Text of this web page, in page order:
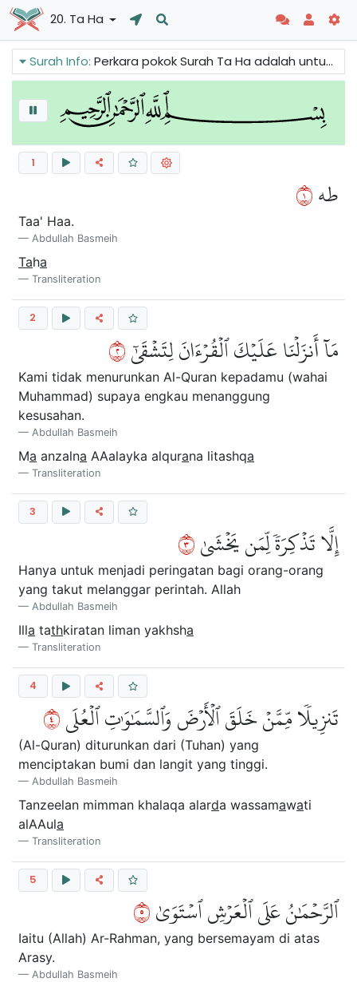
20. Ta Ha
Surah Info:Perkara pokok Surah Ta Ha adalah untuk meyakinkan Nabi (saw) dan pengikutnya bahawa mesej Al-Quran akhirnya akan berjaya. Kita juga boleh membaca dalam kisah Nabi Musa bahawa Allah menyelamatkan Bani Israil daripada Firaun.
1
طه١
Taa' Haa.
Abdullah Basmeih
Taha
Transliteration
2
مَآ أَنزَلۡنَا عَلَيۡكَ ٱلۡقُرۡءَانَ لِتَشۡقَىٰٓ٢
Kami tidak menurunkan Al-Quran kepadamu (wahai
Muhammad) supaya engkau menanggung
kesusahan.
Abdullah Basmeih
Ma anzalna AAalayka alqurana litashqa
Transliteration
3
إِلَّا تَذۡكِرَةٗ لِّمَن يَخۡشَىٰ٣
Hanya untuk menjadi peringatan bagi orang-orang
yang takut melanggar perintah. Allah
Abdullah Basmeih
Illa tathkiratan liman yakhsha
Transliteration
4
تَنزِيلٗا مِّمَّنۡ خَلَقَ ٱلۡأَرۡضَ وَٱلسَّمَٰوَٰتِ ٱلۡعُلَى٤
(Al-Quran) diturunkan dari (Tuhan) yang
menciptakan bumi dan langit yang tinggi.
Abdullah Basmeih
Tanzeelan mimman khalaqa alarda wassamawati
alAAula
Transliteration
5
ٱلرَّحۡمَٰنُ عَلَى ٱلۡعَرۡشِ ٱسۡتَوَىٰ٥
Iaitu (Allah) Ar-Rahman, yang bersemayam di atas
Arasy.
Abdullah Basmeih